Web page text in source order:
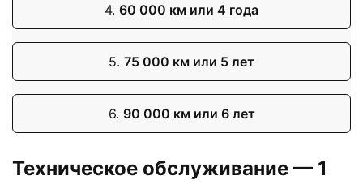
4. 60 000 км или 4 года
5. 75 000 км или 5 лет
6. 90 000 км или 6 лет
Техническое обслуживание — 1